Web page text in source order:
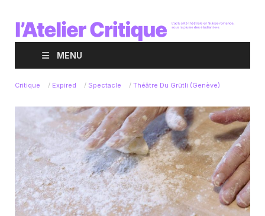
MENU
Critique / Expired / Spectacle / Théâtre Du Grütli (Genève)